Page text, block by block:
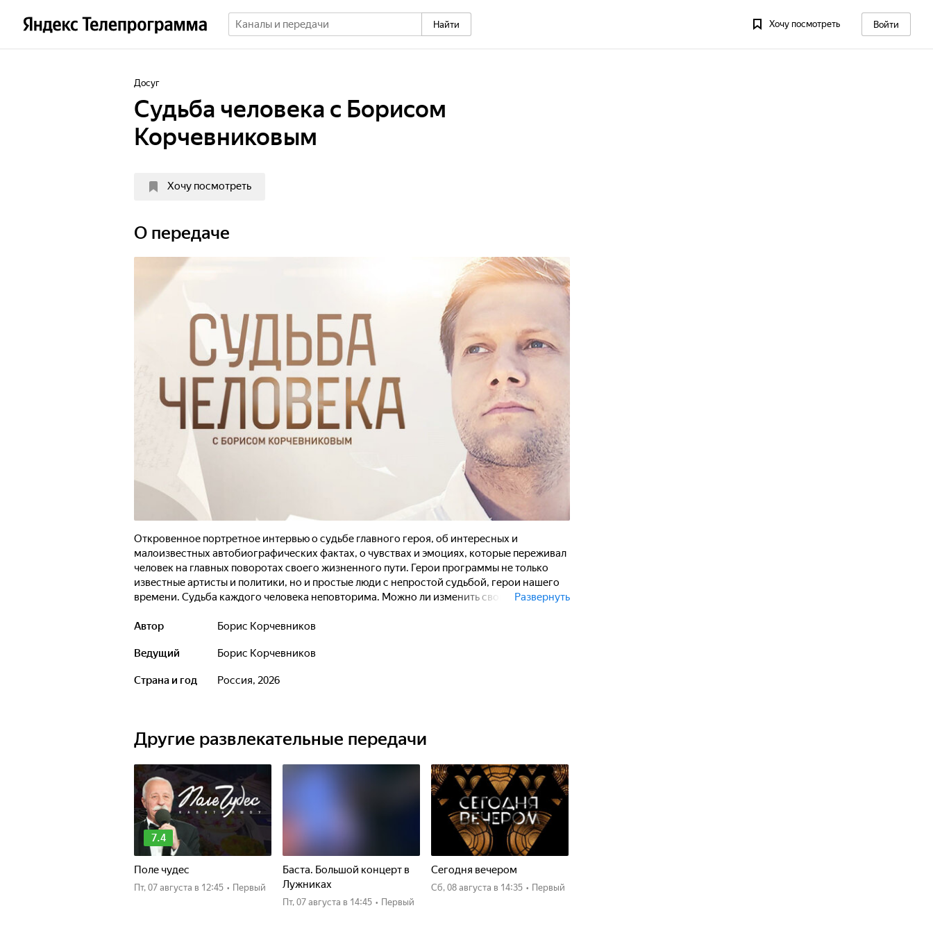
Найти Хочу посмотреть Войти
Досуг
Судьба человека с Борисом
Корчевниковым
Хочу посмотреть
О передаче
Откровенное портретное интервью о судьбе главного героя, об интересных и
малоизвестных автобиографических фактах, о чувствах и эмоциях, которые переживал
человек на главных поворотах своего жизненного пути. Герои программы не только
известные артисты и политики, но и простые люди с непростой судьбой, герои нашего
времени. Судьба каждого человека неповторима. Можно ли изменить свою судьбу или
Развернуть
Автор Борис Корчевников
Ведущий Борис Корчевников
Страна и год Россия, 2026
Другие развлекательные передачи
7.4
Поле чудес
пт, 07 августа в 12:45 • Первый
Баста. Большой концерт в
Лужниках
пт, 07 августа в 14:45 • Первый
Сегодня вечером
сб, 08 августа в 14:35 • Первый